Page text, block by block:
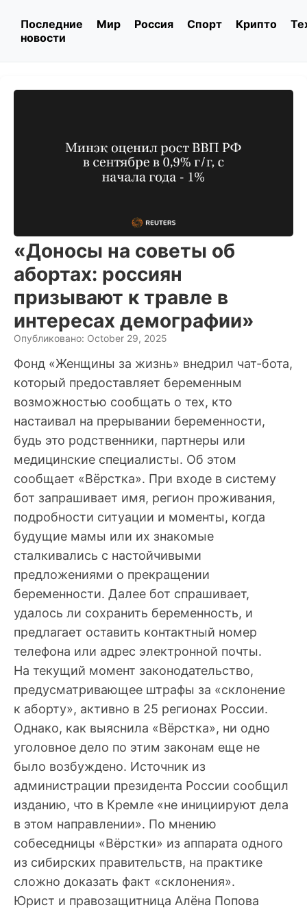
Последние
новости
Мир Россия Спорт Крипто
«Доносы на советы об
абортах: россиян
призывают к травле в
интересах демографии»
Опубликовано: October 29, 2025
Фонд «Женщины за жизнь» внедрил чат-бота,
который предоставляет беременным
возможностью сообщать о тех, кто
настаивал на прерывании беременности,
будь это родственники, партнеры или
медицинские специалисты. Об этом
сообщает «Вёрстка». При входе в систему
бот запрашивает имя, регион проживания,
подробности ситуации и моменты, когда
будущие мамы или их знакомые
сталкивались с настойчивыми
предложениями о прекращении
беременности. Далее бот спрашивает,
удалось ли сохранить беременность, и
предлагает оставить контактный номер
телефона или адрес электронной почты.
На текущий момент законодательство,
предусматривающее штрафы за «склонение
к аборту», активно в 25 регионах России.
Однако, как выяснила «Вёрстка», ни одно
уголовное дело по этим законам еще не
было возбуждено. Источник из
администрации президента России сообщил
изданию, что в Кремле «не инициируют дела
в этом направлении». По мнению
собеседницы «Вёрстки» из аппарата одного
из сибирских правительств, на практике
сложно доказать факт «склонения».
Юрист и правозащитница Алёна Попова